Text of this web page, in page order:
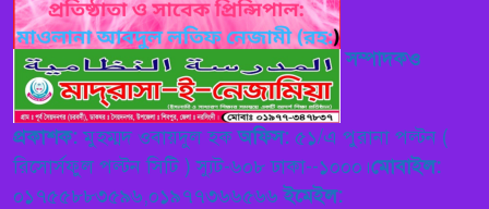
,বতমানে কি পদ্ধতিতে হচ্ছে, ভবিষ্যতে রাজতন্ত্র না গণতান্ত্রিক
হবে তা নিধারণ করে বাংলাদেশের উন্নয়ন ঘটাতে হবে
——— বাংলাদেশ নেজামে ইসলাম পাটি
শিবগঞ্জে মামলার বাদীকে তদন্ত
কর্মকর্তার হুমকীতে বাদী
নিরাপত্তাহীনতায় ভুগছে
সম্পাদকও
প্রকাশক:মুহম্মদ ওবায়দুল হকঅফিস: ৫১/এ পুরানা পল্টন (
রিসোর্সফুল পল্টন সিটি ) স্যুট-৬০৮ ঢাকা--১০০০।মোবাইল:
০১৭৫৫৮৮৩৫৯৬,০১৯৭৭৩৬৬৫৬৬ইমেইল: